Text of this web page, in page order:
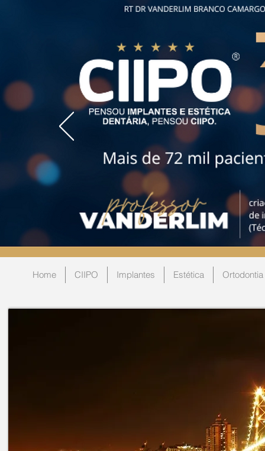
Home CIIPO Implantes Estética Ortodontia